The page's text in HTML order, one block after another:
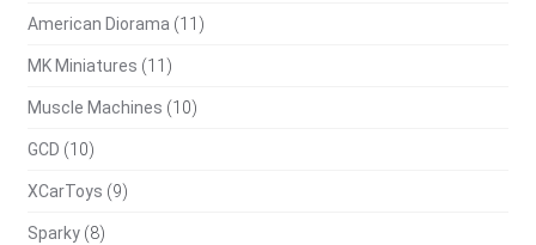
American Diorama (11)
MK Miniatures (11)
Muscle Machines (10)
GCD (10)
XCarToys (9)
Sparky (8)